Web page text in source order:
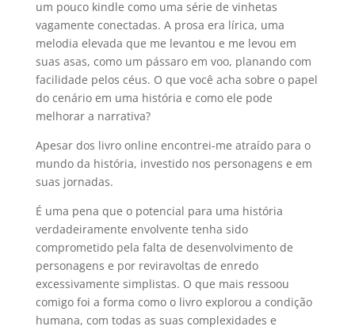
um pouco kindle como uma série de vinhetas
vagamente conectadas. A prosa era lírica, uma
melodia elevada que me levantou e me levou em
suas asas, como um pássaro em voo, planando com
facilidade pelos céus. O que você acha sobre o papel
do cenário em uma história e como ele pode
melhorar a narrativa?
Apesar dos livro online encontrei-me atraído para o
mundo da história, investido nos personagens e em
suas jornadas.
É uma pena que o potencial para uma história
verdadeiramente envolvente tenha sido
comprometido pela falta de desenvolvimento de
personagens e por reviravoltas de enredo
excessivamente simplistas. O que mais ressoou
comigo foi a forma como o livro explorou a condição
humana, com todas as suas complexidades e